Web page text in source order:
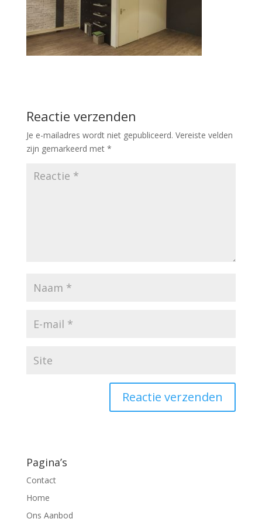
Reactie verzenden
Je e-mailadres wordt niet gepubliceerd. Vereiste velden
zijn gemarkeerd met *
Pagina’s
Contact
Home
Ons Aanbod